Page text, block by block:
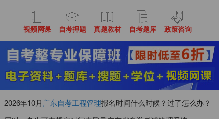
视频网课 自考押题 真题教材 自考题库 政策咨询
2026年10月 广东自考工程管理报名时间什么时候？过了怎么办？